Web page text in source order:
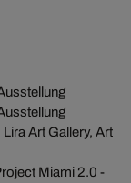
Art Gallery, Art
Miami 2.0 -